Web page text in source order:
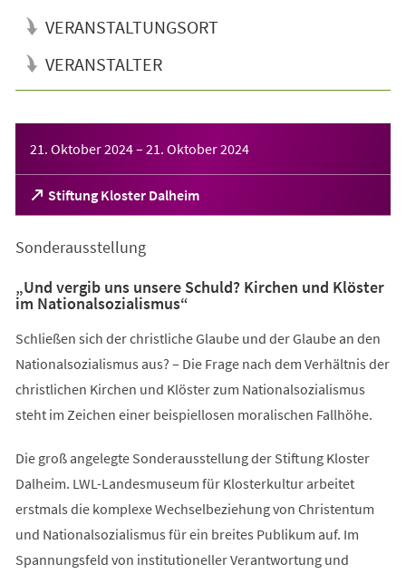
VERANSTALTUNGSORT
VERANSTALTER
21. Oktober 2024– 21. Oktober 2024
Stiftung Kloster Dalheim
(Öffnet
in
neuen
Sonderausstellung
„Und vergib uns unsere Schuld? Kirchen und Klöster
im Nationalsozialismus“
Schließen sich der christliche Glaube und der Glaube an den
Nationalsozialismus aus? – Die Frage nach dem Verhältnis der
christlichen Kirchen und Klöster zum Nationalsozialismus
steht im Zeichen einer beispiellosen moralischen Fallhöhe.
Die groß angelegte Sonderausstellung der Stiftung Kloster
Dalheim. LWL-Landesmuseum für Klosterkultur arbeitet
erstmals die komplexe Wechselbeziehung von Christentum
und Nationalsozialismus für ein breites Publikum auf. Im
Spannungsfeld von institutioneller Verantwortung und